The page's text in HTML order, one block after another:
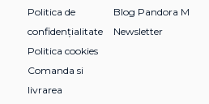
Politica de
confidențialitate
Politica cookies
Comanda si
livrarea
Blog Pandora M
Newsletter